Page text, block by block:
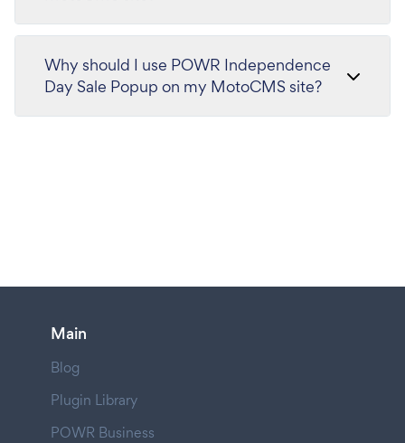
Why should I use POWR Independence
Day Sale Popup on my MotoCMS site?
Main
Blog
Plugin Library
POWR Business